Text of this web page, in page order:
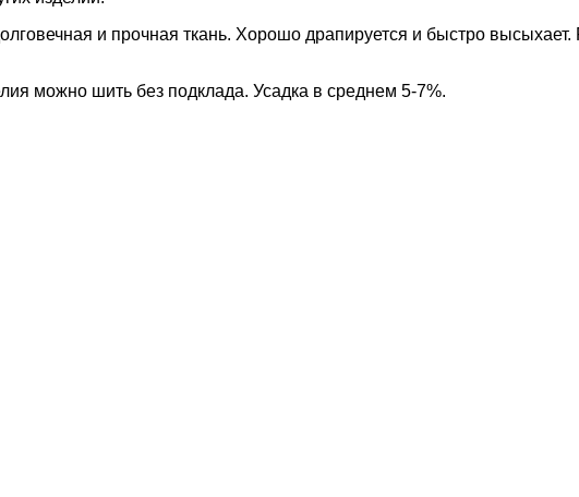
и прочная ткань. Хорошо драпируется и быстро
можно шить без подклада. Усадка в среднем 5-7%.